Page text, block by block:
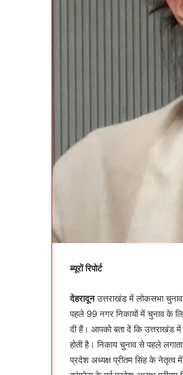
ब्यूरों रिपोर्ट
देहरादूनउत्तराखंड में लोकसभा
पहले 99 नगर निकायों में चुनाव के
दी हैं। आपको बता दें कि उत्तराखंड
होती है। निकाय चुनाव से पहले
प्रदेश अध्यक्ष प्रीतम सिंह के नेतृत्व